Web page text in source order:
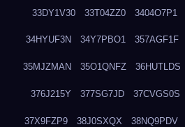
33DY1V30 33T04ZZ0 3404O7P1
34HYUF3N 34Y7PBO1 357AGF1F
35MJZMAN 35O1QNFZ 36HUTLDS
376J215Y 377SG7JD 37CVGS0S
37X9FZP9 38J0SXQX 38NQ9PDV